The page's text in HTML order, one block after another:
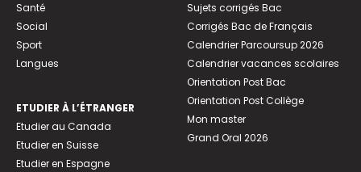
Santé
Social
Sport
Langues
ETUDIER À L’ÉTRANGER
Etudier au Canada
Etudier en Suisse
Etudier en Espagne
Sujets corrigés Bac
Corrigés Bac de Français
Calendrier Parcoursup 2026
Calendrier vacances scolaires
Orientation Post Bac
Orientation Post Collège
Mon master
Grand Oral 2026